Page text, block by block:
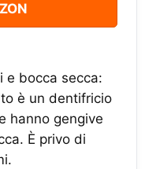
e bocca secca:
è un dentifricio
hanno gengive
È privo di